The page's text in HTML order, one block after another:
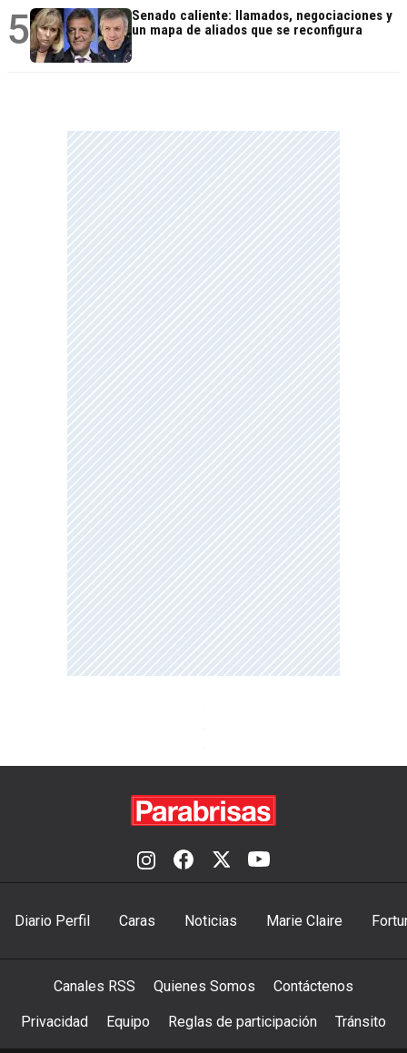
5
Senado caliente: llamados, negociaciones y
un mapa de aliados que se reconfigura
Diario Perfil Caras Noticias Marie Claire
Canales RSS Quienes Somos Contáctenos
Privacidad Equipo Reglas de participación Tránsito